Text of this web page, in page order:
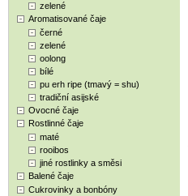
zelené
Aromatisované čaje
černé
zelené
oolong
bílé
pu erh ripe (tmavý = shu)
tradiční asijské
Ovocné čaje
Rostlinné čaje
maté
rooibos
jiné rostlinky a směsi
Balené čaje
Cukrovinky a bonbóny